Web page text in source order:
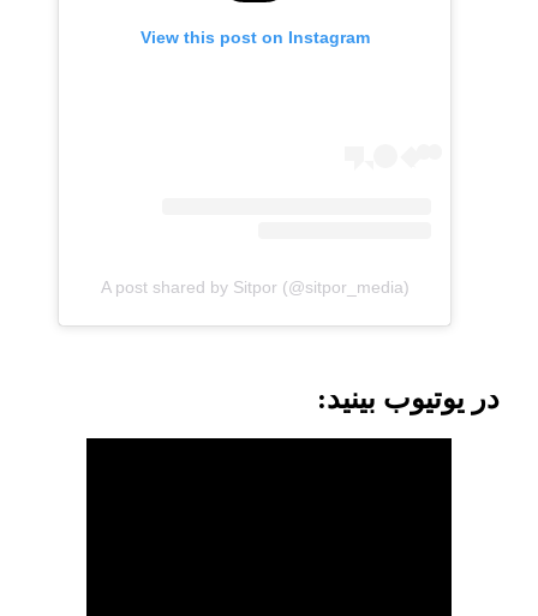
View this post on Instagram
A post shared by Sitpor (@sitpor_media)
در یوتیوب بینید: